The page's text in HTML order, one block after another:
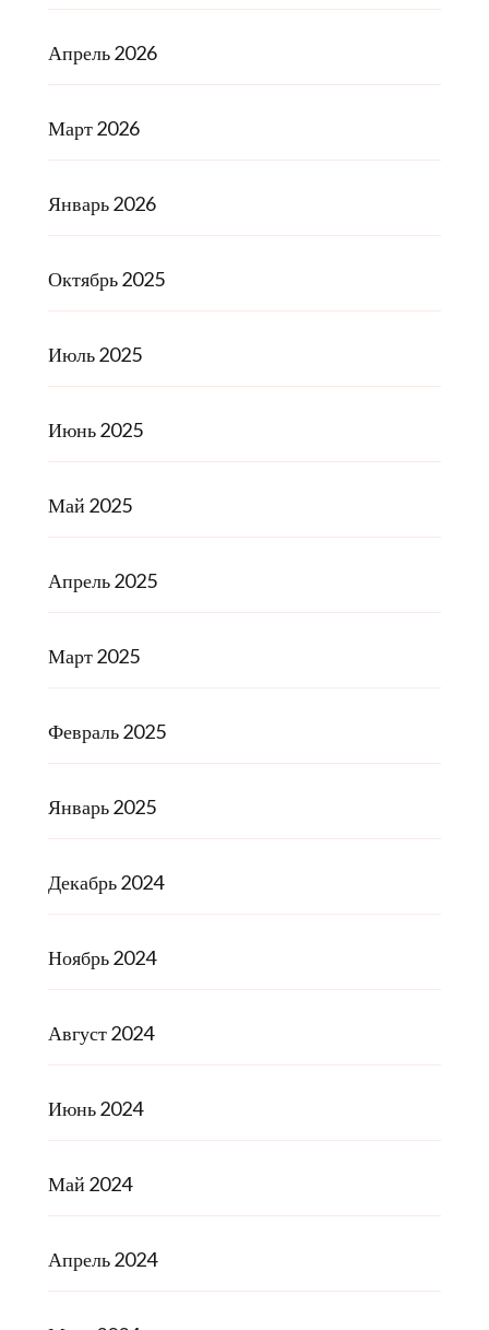
Апрель 2026
Март 2026
Январь 2026
Октябрь 2025
Июль 2025
Июнь 2025
Май 2025
Апрель 2025
Март 2025
Февраль 2025
Январь 2025
Декабрь 2024
Ноябрь 2024
Август 2024
Июнь 2024
Май 2024
Апрель 2024